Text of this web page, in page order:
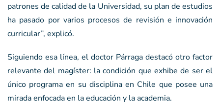
patrones de calidad de la Universidad, su plan de estudios
ha pasado por varios procesos de revisión e innovación
curricular”, explicó.
Siguiendo esa línea, el doctor Párraga destacó otro factor
relevante del magíster: la condición que exhibe de ser el
único programa en su disciplina en Chile que posee una
mirada enfocada en la educación y la academia.